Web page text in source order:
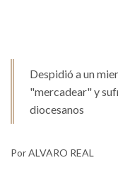
Despidió a un
"mercadear" y
diocesanos
Por ALVARO REAL